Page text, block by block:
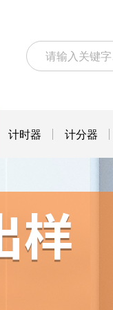
计时器 计分器